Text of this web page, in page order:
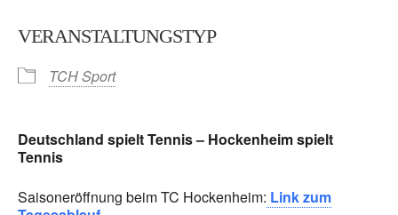
VERANSTALTUNGSTYP
TCH Sport
Deutschland spielt Tennis – Hockenheim spielt
Tennis
Saisoneröffnung beim TC Hockenheim: Link zum